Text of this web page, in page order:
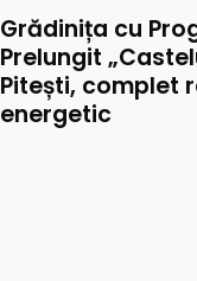
Grădinița cu
Prelungit
Pitești, complet
energetic